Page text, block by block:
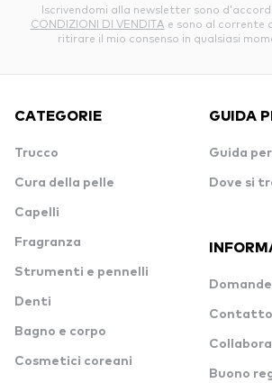
Iscrivendomi alla newsletter sono
CONDIZIONI DI VENDITA e sono al corrente
ritirare il mio consenso in qualsiasi
CATEGORIE
Trucco
Cura della pelle
Capelli
Fragranza
Strumenti e pennelli
Denti
Bagno e corpo
Cosmetici coreani
GUIDA
Guida
Dove si
Contatto
Buono